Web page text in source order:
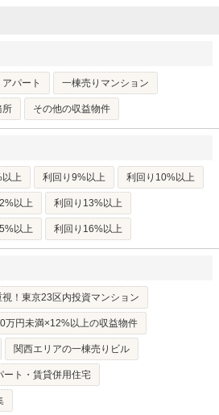
パート 一棟売りマンション
所 その他の収益物件
上 利回り9%以上 利回り10%以上
以上 利回り13%以上
以上 利回り16%以上
視！東京23区内投資マンション
万円未満×12%以上の収益物件
関西エリアの一棟売りビル
ト・賃貸併用住宅